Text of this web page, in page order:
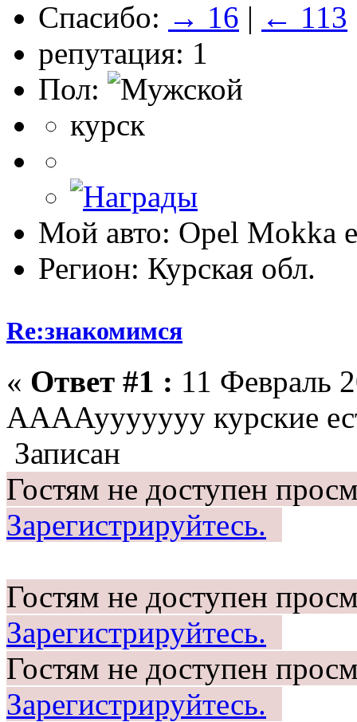
Спасибо: → 16 | ← 113
репутация: 1
Пол:
курск
Мой авто: Opel Mokka
Регион: Курская обл.
Re:знакомимся
« Ответ #1 : 11 Февраль
ААААууууууу курские
Записан
Гостям не доступен
Зарегистрируйтесь.
Гостям не доступен
Зарегистрируйтесь.
Гостям не доступен
Зарегистрируйтесь.